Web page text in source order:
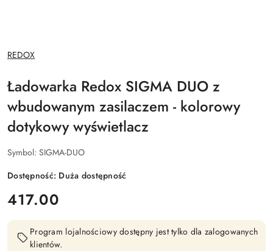
NAZWA
PRODUCENTA:
REDOX
Ładowarka Redox SIGMA DUO z
wbudowanym zasilaczem - kolorowy
dotykowy wyświetlacz
Symbol: SIGMA-DUO
Dostępność: Duża dostępność
cena:
417.00
Program lojalnościowy dostępny jest tylko dla zalogowanych
klientów.